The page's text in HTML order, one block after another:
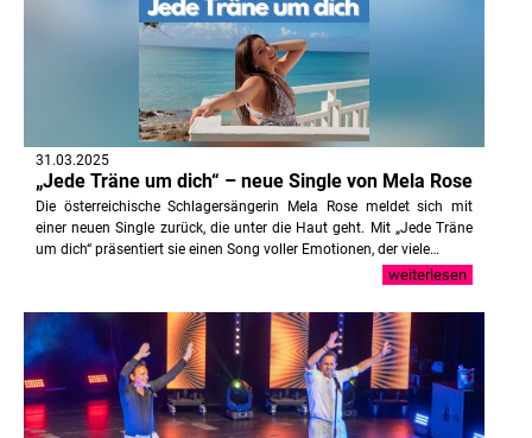
31.03.2025
„Jede Träne um dich“ – neue Single von Mela Rose
Die österreichische Schlagersängerin Mela Rose meldet sich mit
einer neuen Single zurück, die unter die Haut geht. Mit „Jede Träne
um dich“ präsentiert sie einen Song voller Emotionen, der viele…
weiterlesen